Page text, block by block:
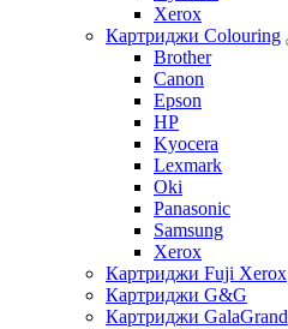
Xerox
Картриджи Colouring
Brother
Canon
Epson
HP
Kyocera
Lexmark
Oki
Panasonic
Samsung
Xerox
Картриджи Fuji Xerox
Картриджи G&G
Картриджи GalaGrand